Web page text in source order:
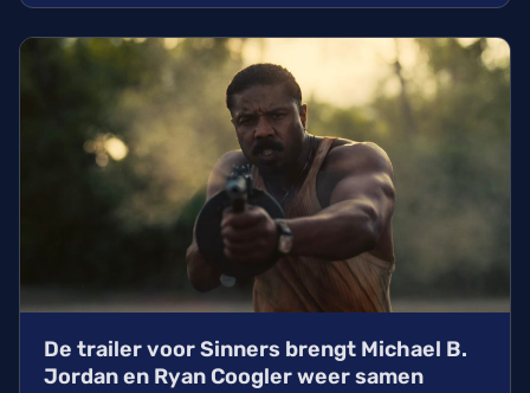
De trailer voor Sinners brengt Michael B.
Jordan en Ryan Coogler weer samen